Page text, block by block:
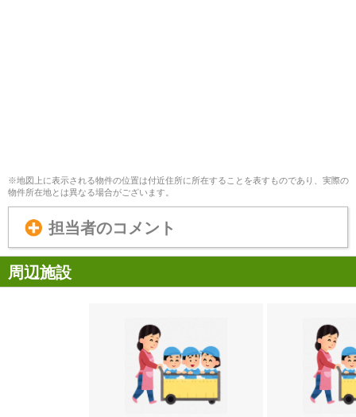
※地図上に表示される物件の位置は付近住所に所在することを表すものであり、実際の
物件所在地とは異なる場合がございます。
担当者のコメント
周辺施設